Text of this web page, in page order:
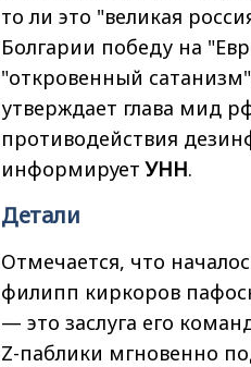
то ли это "великая
Болгарии победу на
"откровенный
утверждает глава мид
противодействия
информируетУНН.
Детали
Отмечается, что
филипп киркоров
— это заслуга его
Z-паблики мгновенно